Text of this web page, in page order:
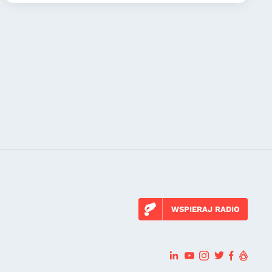
WSPIERAJ RADIO